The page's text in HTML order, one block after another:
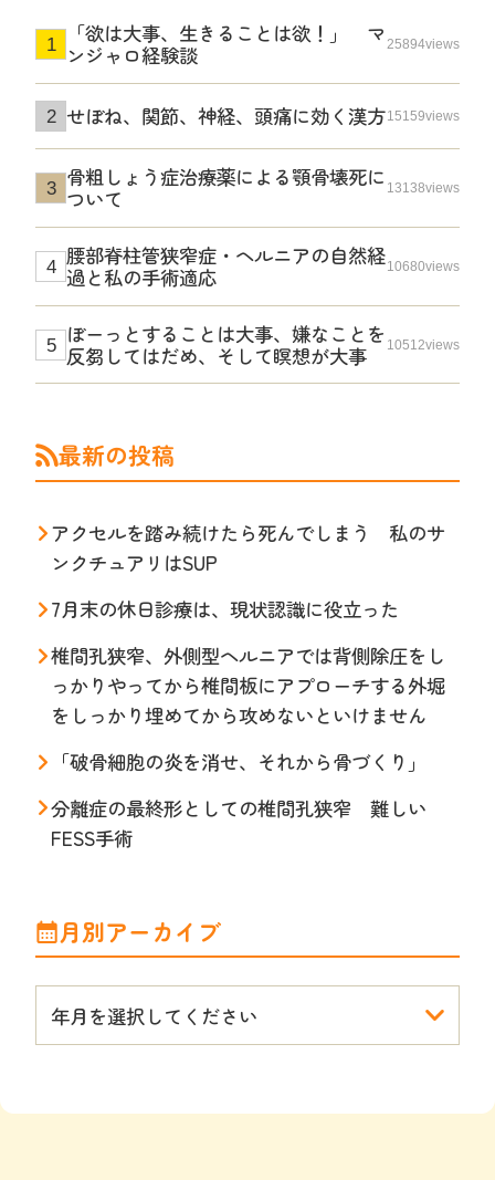
「欲は大事、生きることは欲！」 マ
ンジャロ経験談
25894views
せぼね、関節、神経、頭痛に効く漢方15159views
骨粗しょう症治療薬による顎骨壊死に
ついて
13138views
腰部脊柱管狭窄症・ヘルニアの自然経
過と私の手術適応
10680views
ぼーっとすることは大事、嫌なことを
反芻してはだめ、そして瞑想が大事
10512views
最新の投稿
アクセルを踏み続けたら死んでしまう 私のサ
ンクチュアリはSUP
7月末の休日診療は、現状認識に役立った
椎間孔狭窄、外側型ヘルニアでは背側除圧をし
っかりやってから椎間板にアプローチする外堀
をしっかり埋めてから攻めないといけません
「破骨細胞の炎を消せ、それから骨づくり」
分離症の最終形としての椎間孔狭窄 難しい
FESS手術
月別アーカイブ
年月を選択してください